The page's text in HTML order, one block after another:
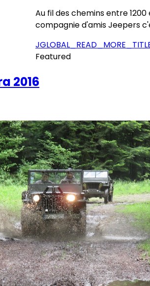
Au fil des chemins entre
compagnie d'amis Jeepers
Featured
2016